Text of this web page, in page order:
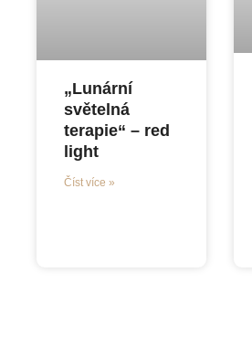
„Lunární
světelná
terapie“ – red
light
Číst více »